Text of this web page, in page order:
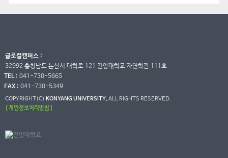
글로컬캠퍼스 :
32992 충청남도 논산시 대학로 121 건양대학교 자연학관 111호
TEL : 041-730-5665
FAX : 041-730-5349
COPYRIGHT(C) KONYANG UNIVERSITY.ALL RIGHTS RESERVED.
[ 개인정보처리방침 ]